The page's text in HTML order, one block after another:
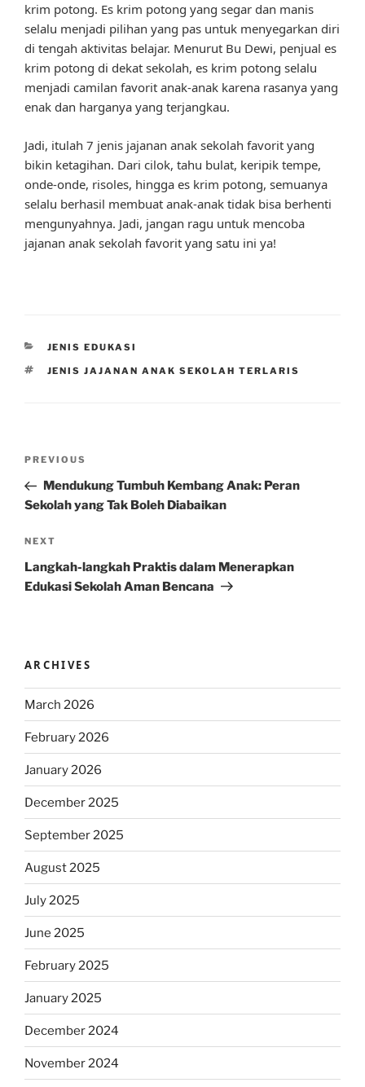
krim potong. Es krim potong yang segar dan manis
selalu menjadi pilihan yang pas untuk menyegarkan diri
di tengah aktivitas belajar. Menurut Bu Dewi, penjual es
krim potong di dekat sekolah, es krim potong selalu
menjadi camilan favorit anak-anak karena rasanya yang
enak dan harganya yang terjangkau.
Jadi, itulah 7 jenis jajanan anak sekolah favorit yang
bikin ketagihan. Dari cilok, tahu bulat, keripik tempe,
onde-onde, risoles, hingga es krim potong, semuanya
selalu berhasil membuat anak-anak tidak bisa berhenti
mengunyahnya. Jadi, jangan ragu untuk mencoba
jajanan anak sekolah favorit yang satu ini ya!
CATEGORIES
JENIS EDUKASI
TAGS
JENIS JAJANAN ANAK SEKOLAH TERLARIS
Previous
Post
PREVIOUS
Mendukung Tumbuh Kembang Anak: Peran
Sekolah yang Tak Boleh Diabaikan
Next
Post
NEXT
Langkah-langkah Praktis dalam Menerapkan
Edukasi Sekolah Aman Bencana
ARCHIVES
March 2026
February 2026
January 2026
December 2025
September 2025
August 2025
July 2025
June 2025
February 2025
January 2025
December 2024
November 2024